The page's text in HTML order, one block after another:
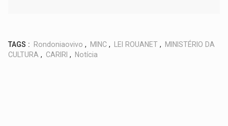
TAGS : Rondoniaovivo , MINC , LEI ROUANET ,
MINISTÉRIO DA
CULTURA , CARIRI , Notícia